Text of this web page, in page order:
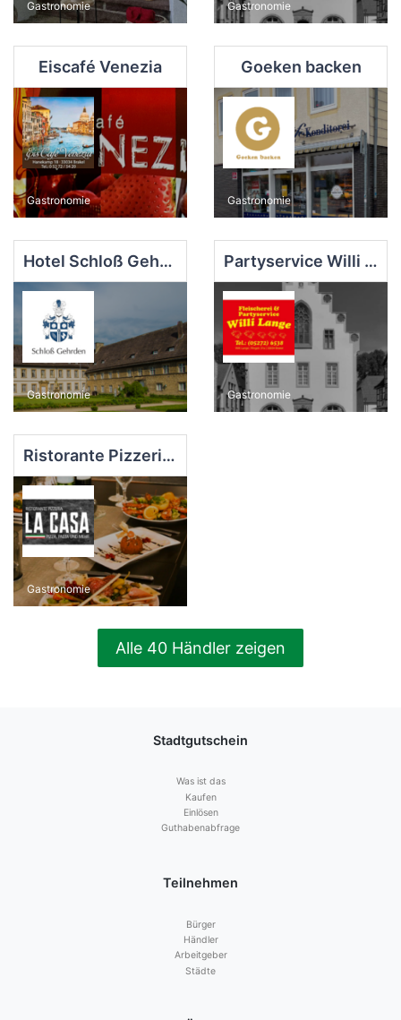
Gastronomie Gastronomie
Eiscafé Venezia
Gastronomie
Goeken backen
Gastronomie
Hotel Schloß Gehrden
Gastronomie
Partyservice Willi Lange
Gastronomie
Ristorante Pizzeria La Casa
Gastronomie
Alle 40 Händler zeigen
Stadtgutschein
Was ist das
Kaufen
Einlösen
Guthabenabfrage
Teilnehmen
Bürger
Händler
Arbeitgeber
Städte